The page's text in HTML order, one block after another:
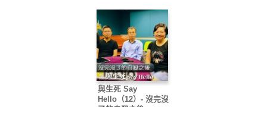
與生死 Say
Hello（12）- 沒完沒
了的自殺之後